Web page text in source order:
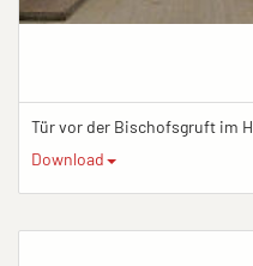
Tür vor der Bischofsgruft im
Download